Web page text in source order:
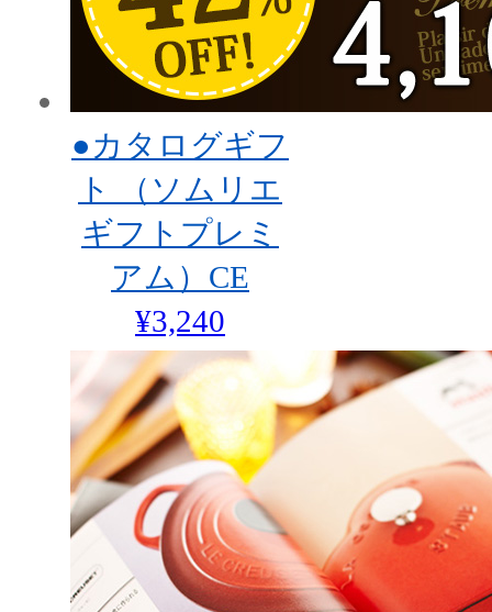
●カタログギフ
ト （ソムリエ
ギフトプレミ
アム）CE
¥3,240